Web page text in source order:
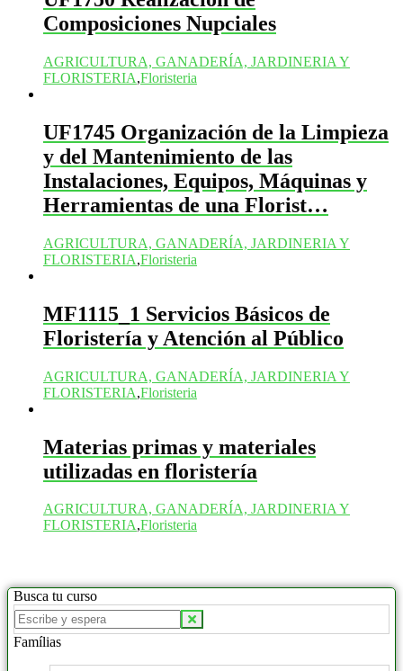
Composiciones Nupciales
AGRICULTURA, GANADERÍA, JARDINERIA Y
FLORISTERIA,Floristeria
UF1745 Organización de la Limpieza
y del Mantenimiento de las
Instalaciones, Equipos, Máquinas y
Herramientas de una Florist…
AGRICULTURA, GANADERÍA, JARDINERIA Y
FLORISTERIA,Floristeria
MF1115_1 Servicios Básicos de
Floristería y Atención al Público
AGRICULTURA, GANADERÍA, JARDINERIA Y
FLORISTERIA,Floristeria
Materias primas y materiales
utilizadas en floristería
AGRICULTURA, GANADERÍA, JARDINERIA Y
FLORISTERIA,Floristeria
Busca tu curso
Buscar
productos:
Famílias